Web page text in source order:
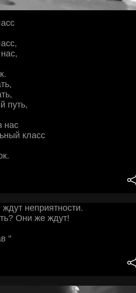
путь,
нас
класс
неприятности.
Они же ждут!
"